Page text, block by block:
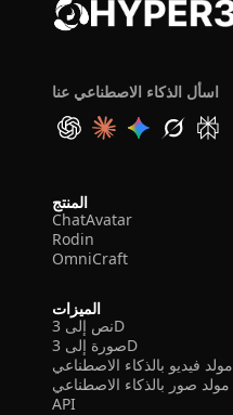
اسأل الذكاء الاصطناعي عنا
المنتج
ChatAvatar
Rodin
OmniCraft
الميزات
نص إلى 3D
صورة إلى 3D
مولد فيديو بالذكاء الاصطناعي
مولد صور بالذكاء الاصطناعي
API